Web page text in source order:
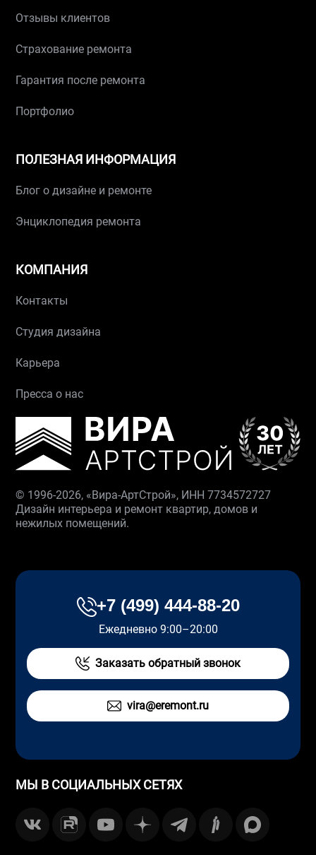
Отзывы клиентов
Страхование ремонта
Гарантия после ремонта
Портфолио
ПОЛЕЗНАЯ ИНФОРМАЦИЯ
Блог о дизайне и ремонте
Энциклопедия ремонта
КОМПАНИЯ
Контакты
Студия дизайна
Карьера
Пресса о нас
© 1996-2026, «Вира-АртСтрой», ИНН 7734572727
Дизайн интерьера и ремонт квартир, домов и
нежилых помещений.
+7 (499) 444-88-20
Ежедневно 9:00–20:00
Заказать обратный звонок
vira@eremont.ru
МЫ В СОЦИАЛЬНЫХ СЕТЯХ